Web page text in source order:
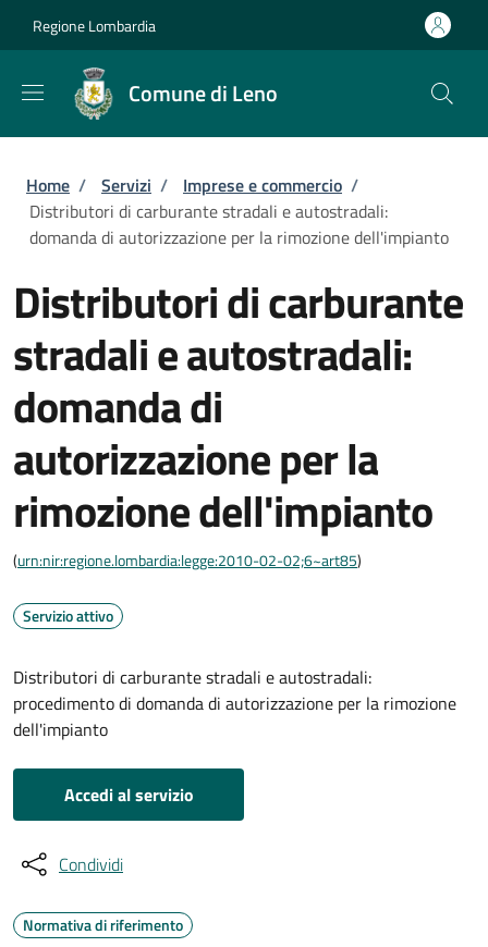
Regione Lombardia
Comune di Leno
Briciole di pane
Home / Servizi / Imprese e commercio /
Distributori di carburante stradali e autostradali:
domanda di autorizzazione per la rimozione dell'impianto
Distributori di carburante
stradali e autostradali:
domanda di
autorizzazione per la
rimozione dell'impianto
(urn:nir:regione.lombardia:legge:2010-02-02;6~art85)
Servizio attivo
Distributori di carburante stradali e autostradali:
procedimento di domanda di autorizzazione per la rimozione
dell'impianto
Accedi al servizio
Condividi
Normativa di riferimento